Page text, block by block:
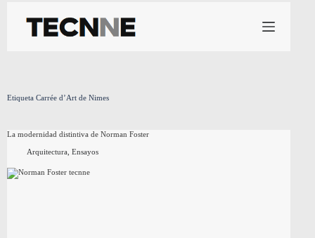
contenido
Etiqueta Carrée d’Art de Nimes
La modernidad distintiva de Norman Foster
Arquitectura, Ensayos